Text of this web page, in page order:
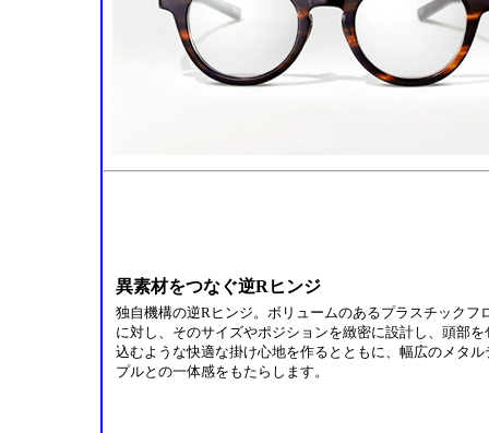
異素材をつなぐ逆Rヒンジ
独自機構の逆Rヒンジ。ボリュームのあるプラスチックフ
に対し、そのサイズやポジションを緻密に設計し、頭部を
込むような快適な掛け心地を作るとともに、幅広のメタル
プルとの一体感をもたらします。